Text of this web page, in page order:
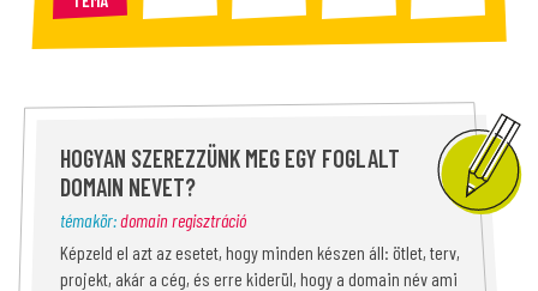
HOGYAN SZEREZZÜNK MEG EGY FOGLALT
DOMAIN NEVET?
témakör:domain regisztráció
Képzeld el azt az esetet, hogy minden készen áll: ötlet, terv,
projekt, akár a cég, és erre kiderül, hogy a domain név ami